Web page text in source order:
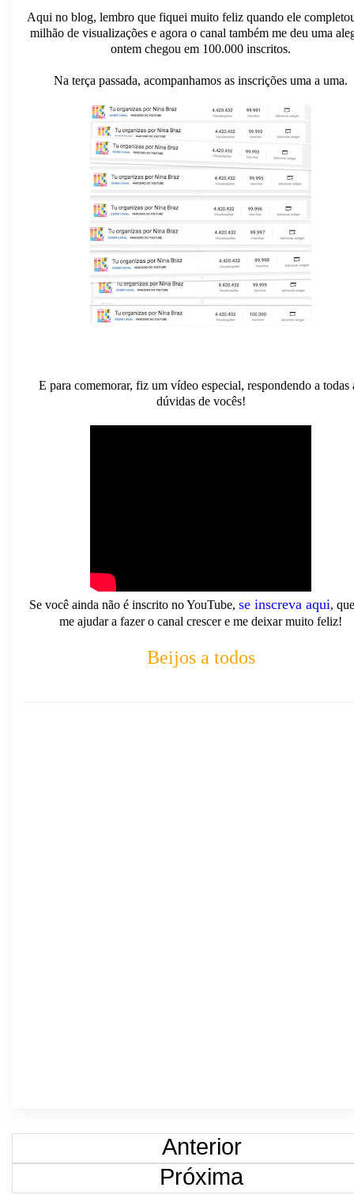
Aqui no blog, lembro que fiquei muito feliz quando ele
milhão de visualizações e agora o canal também me deu uma
ontem chegou em 100.000 inscritos.
Na terça passada, acompanhamos as inscrições uma a uma.
E para comemorar, fiz um vídeo especial, respondendo a todas
dúvidas de vocês!
Se você ainda não é inscrito no YouTube, se inscreva aqui,
me ajudar a fazer o canal crescer e me deixar muito feliz!
Beijos a todos
Anterior
Próxima